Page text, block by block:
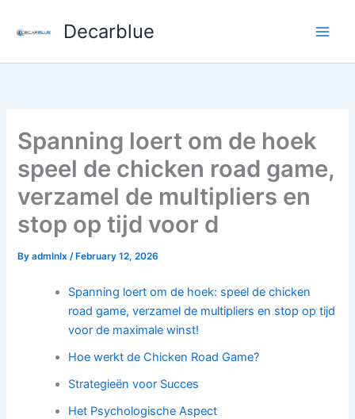
Decarblue
Spanning loert om de hoek
speel de chicken road game,
verzamel de multipliers en
stop op tijd voor d
Byadmlnlx/ February 12, 2026
Spanning loert om de hoek: speel de chicken
road game, verzamel de multipliers en stop op tijd
voor de maximale winst!
Hoe werkt de Chicken Road Game?
Strategieën voor Succes
Het Psychologische Aspect